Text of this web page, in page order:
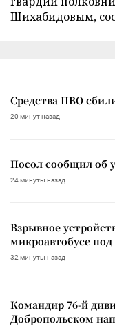
Шихабидовым,
Средства ПВО
20 минут назад
Посол сообщил об
24 минуты назад
Взрывное
микроавтобусе
32 минуты назад
Командир 76-й
Добропольском